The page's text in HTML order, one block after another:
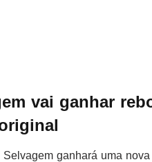
vai ganhar
ganhará uma